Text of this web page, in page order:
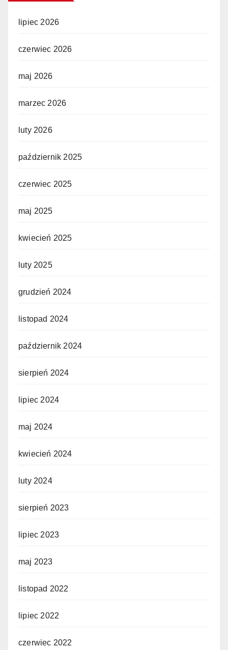
lipiec 2026
czerwiec 2026
maj 2026
marzec 2026
luty 2026
październik 2025
czerwiec 2025
maj 2025
kwiecień 2025
luty 2025
grudzień 2024
listopad 2024
październik 2024
sierpień 2024
lipiec 2024
maj 2024
kwiecień 2024
luty 2024
sierpień 2023
lipiec 2023
maj 2023
listopad 2022
lipiec 2022
czerwiec 2022